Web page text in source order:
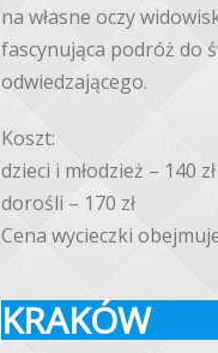
na własne oczy
fascynująca podróż do
odwiedzającego.
Koszt:
dzieci i młodzież – 140 zł
dorośli – 170 zł
Cena wycieczki
KRAKÓW